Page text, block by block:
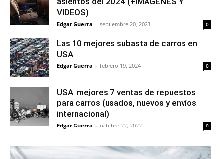
VIDEOS)
Edgar Guerra - septiembre 20, 2023 0
Las 10 mejores subasta de carros en
USA
Edgar Guerra - febrero 19, 2024 0
USA: mejores 7 ventas de repuestos
para carros (usados, nuevos y envíos
internacional)
Edgar Guerra - octubre 22, 2022 0